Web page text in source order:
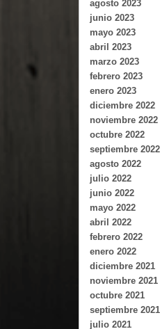
agosto 2023
junio 2023
mayo 2023
abril 2023
marzo 2023
febrero 2023
enero 2023
diciembre 2022
noviembre 2022
octubre 2022
septiembre 2022
agosto 2022
julio 2022
junio 2022
mayo 2022
abril 2022
febrero 2022
enero 2022
diciembre 2021
noviembre 2021
octubre 2021
septiembre 2021
julio 2021